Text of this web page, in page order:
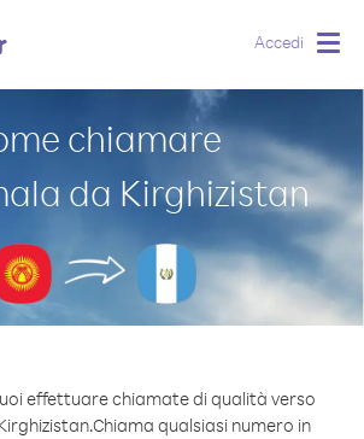
Accedi
chiamare
da Kirghizistan
effettuare chiamate di qualità verso
Chiama qualsiasi numero in